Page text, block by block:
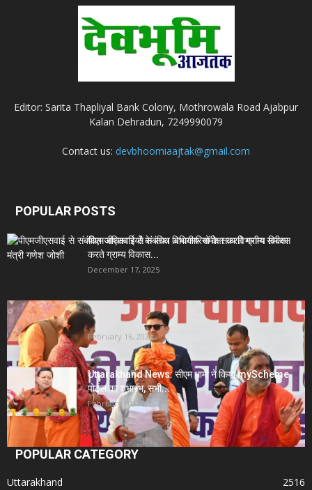
Editor: Sarita Thapliyal Bank Colony, Mothrowala Road Ajabpur
Kalan Dehradun, 7249990079
Contact us: devbhoomiaajtak@gmail.com
POPULAR POSTS
पीएमजीएसवाई से संबंधित अधिकारियों के साथ विभागीय समीक्षा
करते ग्राम्य विकास...
December 17, 2025
Uttarakhand News- सीएम धामी सख्त: जनता की समस्याओं
पर देरी बर्दाश्त...
February 16, 2026
Uttarakhand News: सीएम धामी ने किया myScheme
पोर्टल का शुभारंभ, सभी...
February 20, 2026
POPULAR CATEGORY
Uttarakhand 2516